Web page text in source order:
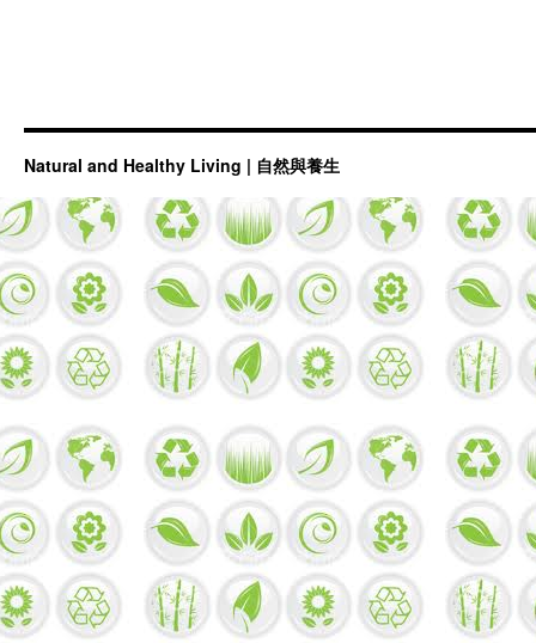
Natural and Healthy Living | 自然與養生